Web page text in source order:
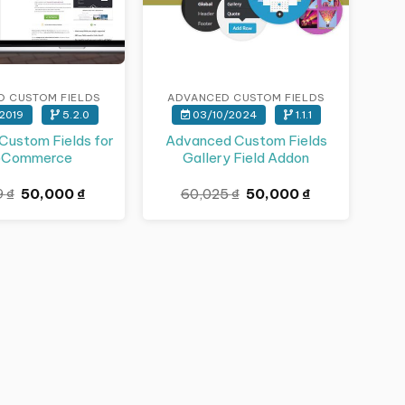
CUSTOM FIELDS
5.2.0
Fields for
₫ Giá
gốc
50,000 ₫
ADVANCED CUSTOM FIELDS
03/10/2024 1.1.1
Advanced Custom Fields
Gallery Field Addon
60,025₫ Giá
gốc
50,000 ₫